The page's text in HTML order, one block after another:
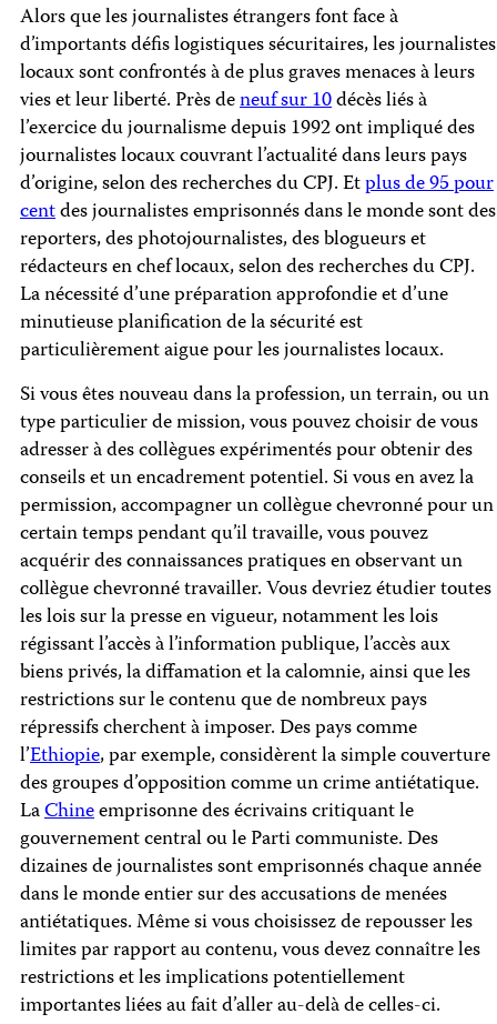
Alors que les journalistes étrangers font face à
d’importants défis logistiques sécuritaires, les journalistes
locaux sont confrontés à de plus graves menaces à leurs
vies et leur liberté. Près deneuf sur 10décès liés à
l’exercice du journalisme depuis 1992 ont impliqué des
journalistes locaux couvrant l’actualité dans leurs pays
d’origine, selon des recherches du CPJ. Etplus de 95 pour
centdes journalistes emprisonnés dans le monde sont des
reporters, des photojournalistes, des blogueurs et
rédacteurs en chef locaux, selon des recherches du CPJ.
La nécessité d’une préparation approfondie et d’une
minutieuse planification de la sécurité est
particulièrement aigue pour les journalistes locaux.
Si vous êtes nouveau dans la profession, un terrain, ou un
type particulier de mission, vous pouvez choisir de vous
adresser à des collègues expérimentés pour obtenir des
conseils et un encadrement potentiel. Si vous en avez la
permission, accompagner un collègue chevronné pour un
certain temps pendant qu’il travaille, vous pouvez
acquérir des connaissances pratiques en observant un
collègue chevronné travailler. Vous devriez étudier toutes
les lois sur la presse en vigueur, notamment les lois
régissant l’accès à l’information publique, l’accès aux
biens privés, la diffamation et la calomnie, ainsi que les
restrictions sur le contenu que de nombreux pays
répressifs cherchent à imposer. Des pays comme
l’Ethiopie, par exemple, considèrent la simple couverture
des groupes d’opposition comme un crime antiétatique.
LaChineemprisonne des écrivains critiquant le
gouvernement central ou le Parti communiste. Des
dizaines de journalistes sont emprisonnés chaque année
dans le monde entier sur des accusations de menées
antiétatiques. Même si vous choisissez de repousser les
limites par rapport au contenu, vous devez connaître les
restrictions et les implications potentiellement
importantes liées au fait d’aller au-delà de celles-ci.